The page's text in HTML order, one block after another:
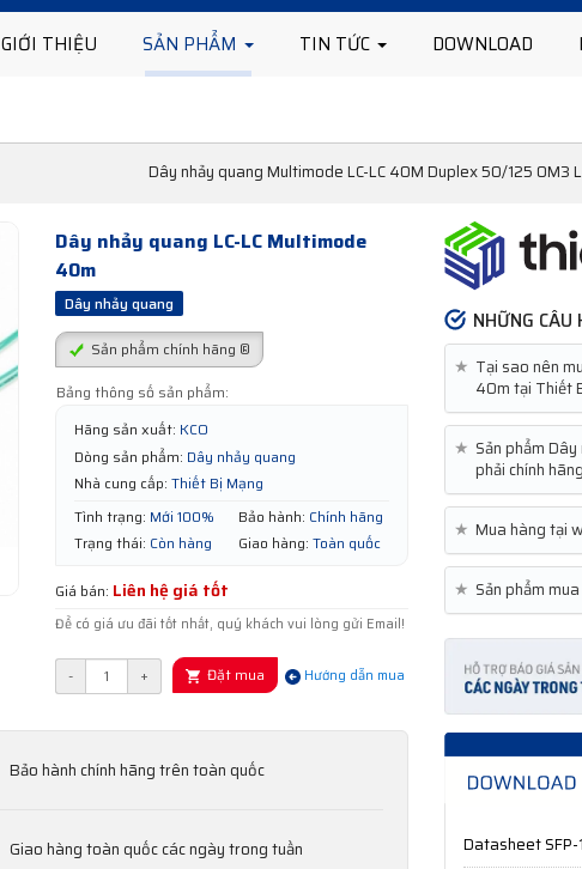
GIỚI THIỆU SẢN PHẨM TIN TỨC DOWNLOAD
Dây nhảy quang Multimode LC-LC 40M Duplex 50/125 OM3
Dây nhảy quang LC-LC Multimode
40m
Dây nhảy quang
Sản phẩm chính hãng ®
Bảng thông số sản phẩm:
Hãng sản xuất: KCO
Dòng sản phẩm: Dây nhảy quang
Nhà cung cấp: Thiết Bị Mạng
Tình trạng: Mới 100% Bảo hành: Chính hãng
Trạng thái: Còn hàng Giao hàng: Toàn quốc
Giá bán: Liên hệ giá tốt
Để có giá ưu đãi tốt nhất, quý khách vui lòng gửi Email!
- + Đặt mua Hướng dẫn mua
Bảo hành chính hãng trên toàn quốc
Giao hàng toàn quốc các ngày trong tuần
NHỮNG
★ Tại sao nên
40m tại Thiết
★ Sản phẩm
phải chính
★ Mua hàng tại
★ Sản phẩm
Datasheet